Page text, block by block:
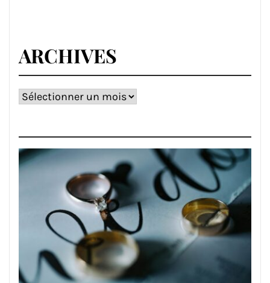
ARCHIVES
Archives